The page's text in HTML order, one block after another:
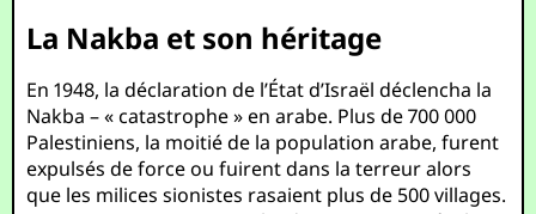
La Nakba et son héritage
En 1948, la déclaration de l’État d’Israël déclencha la
Nakba – « catastrophe » en arabe. Plus de 700 000
Palestiniens, la moitié de la population arabe, furent
expulsés de force ou fuirent dans la terreur alors
que les milices sionistes rasaient plus de 500 villages.